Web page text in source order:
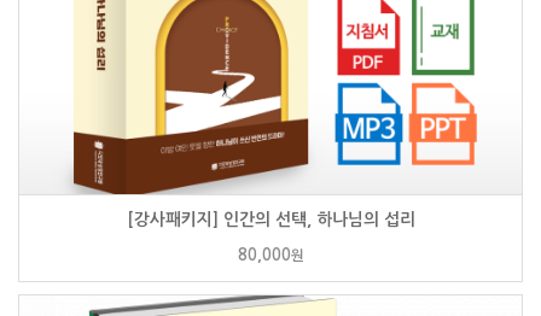
[강사패키지] 인간의 선택, 하나님의 섭리
80,000원